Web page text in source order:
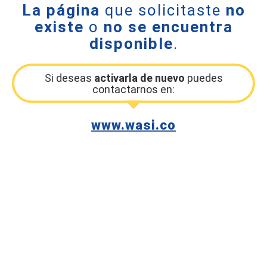
La página que solicitaste no
existe o no se encuentra
disponible.
Si deseas activarla de nuevo puedes
contactarnos en:
www.wasi.co